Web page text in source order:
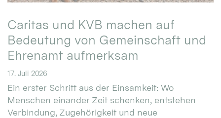
Caritas und KVB machen auf
Bedeutung von Gemeinschaft und
Ehrenamt aufmerksam
17. Juli 2026
Ein erster Schritt aus der Einsamkeit: Wo
Menschen einander Zeit schenken, entstehen
Verbindung, Zugehörigkeit und neue